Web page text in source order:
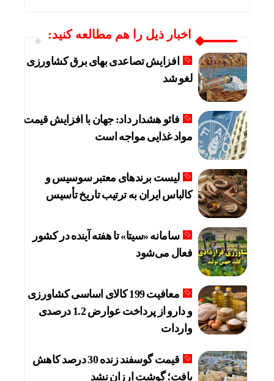
اخبار ذیل را هم مطالعه کنید:
افزایش تصاعدی بهای برق کشاورزی
لغو شد
فائو هشدار داد: جهان با افزایش قیمت
مواد غذایی مواجه است
لیست برندهای معتبر سوسیس و
کالباس ایران به ترتیب تاریخ تأسیس
سامانه «سیتا» تا هفته آینده در کشور
فعال می‌شود
معافیت 199 کالای اساسی کشاورزی
و دارو از پرداخت عوارض 1.2 درصدی
واردات
قیمت گوسفند زنده 30 درصد کاهش
یافت؛ گوشت ارزان نشد